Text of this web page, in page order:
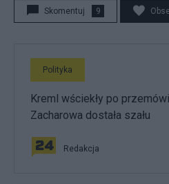
Skomentuj 9
Polityka
Kreml wściekły po
Zacharowa dostała szału
Redakcja